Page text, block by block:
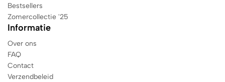
Bestsellers
Zomercollectie '25
Informatie
Over ons
FAQ
Contact
Verzendbeleid